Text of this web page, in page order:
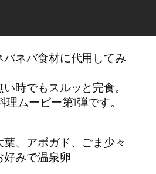
ネバ食材に代用してみ
時でもスルッと完食。
ムービー第1弾です。
、アボガド、ごま少々
みで温泉卵